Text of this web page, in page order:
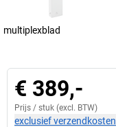
multiplexblad
€ 389,-
Prijs / stuk (excl. BTW)
exclusief verzendkosten